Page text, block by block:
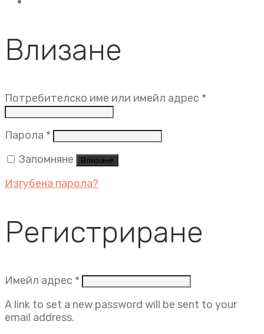
Влизане
Потребителско име или имейл адрес *
Парола * Задължително
Запомняне
Влизане
Изгубена парола?
Регистриране
Имейл адрес * Задължително
A link to set a new password will be sent to your
email address.